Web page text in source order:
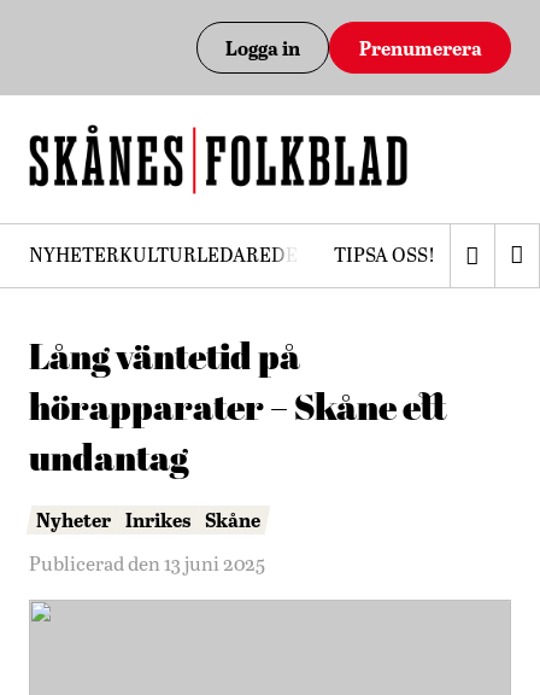
Logga in Prenumerera
NYHETERKULTURLEDAREDEBATTPRENUMERERA
TIPSA OSS!
Lång väntetid på
hörapparater – Skåne ett
undantag
Nyheter Inrikes Skåne
Publicerad den 13 juni 2025